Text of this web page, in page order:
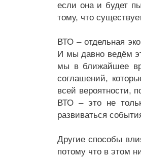
если она и будет
тому, что
ВТО – отдельная
И мы давно ведём
мы в ближайшее
соглашений,
всей вероятности,
ВТО – это не
развиваться
Другие способы
потому что в этом